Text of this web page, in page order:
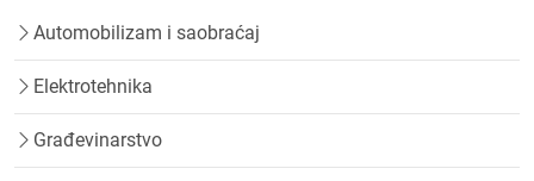
Automobilizam i saobraćaj
Elektrotehnika
Građevinarstvo